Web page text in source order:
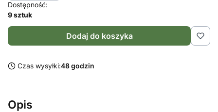
Dostępność:
9 sztuk
Dodaj do koszyka
Czas wysyłki:48 godzin
Opis